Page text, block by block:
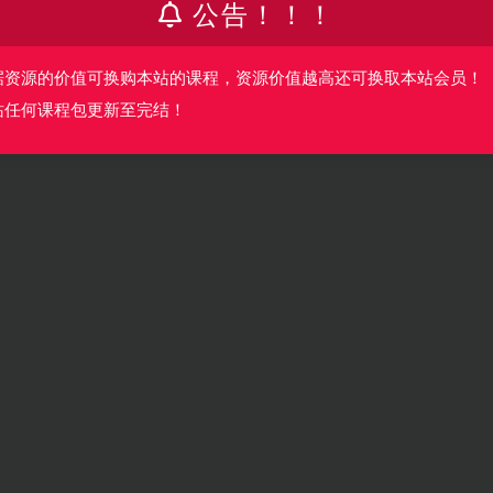
公告！！！
资源的价值可换购本站的课程，资源价值越高还可换取本站会员！
任何课程包更新至完结！